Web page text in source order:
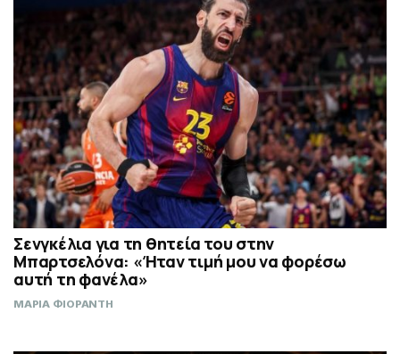
Σενγκέλια για τη θητεία του στην
Μπαρτσελόνα: «Ήταν τιμή μου να φορέσω
αυτή τη φανέλα»
ΜΑΡΙΑ ΦΙΟΡΑΝΤΗ